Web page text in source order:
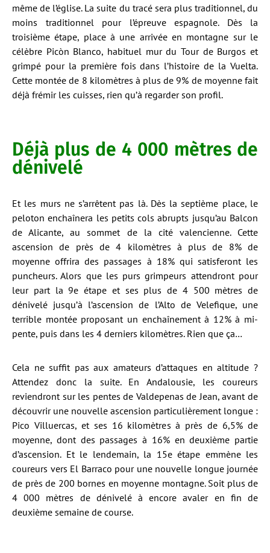
même de l’église. La suite du tracé sera plus traditionnel, du
moins traditionnel pour l’épreuve espagnole. Dès la
troisième étape, place à une arrivée en montagne sur le
célèbre Picòn Blanco, habituel mur du Tour de Burgos et
grimpé pour la première fois dans l’histoire de la Vuelta.
Cette montée de 8 kilomètres à plus de 9% de moyenne fait
déjà frémir les cuisses, rien qu’à regarder son profil.
Déjà plus de 4 000 mètres de
dénivelé
Et les murs ne s’arrêtent pas là. Dès la septième place, le
peloton enchaînera les petits cols abrupts jusqu’au Balcon
de Alicante, au sommet de la cité valencienne. Cette
ascension de près de 4 kilomètres à plus de 8% de
moyenne offrira des passages à 18% qui satisferont les
puncheurs. Alors que les purs grimpeurs attendront pour
leur part la 9e étape et ses plus de 4 500 mètres de
dénivelé jusqu’à l’ascension de l’Alto de Velefique, une
terrible montée proposant un enchaînement à 12% à mi-
pente, puis dans les 4 derniers kilomètres. Rien que ça…
Cela ne suffit pas aux amateurs d’attaques en altitude ?
Attendez donc la suite. En Andalousie, les coureurs
reviendront sur les pentes de Valdepenas de Jean, avant de
découvrir une nouvelle ascension particulièrement longue :
Pico Villuercas, et ses 16 kilomètres à près de 6,5% de
moyenne, dont des passages à 16% en deuxième partie
d’ascension. Et le lendemain, la 15e étape emmène les
coureurs vers El Barraco pour une nouvelle longue journée
de près de 200 bornes en moyenne montagne. Soit plus de
4 000 mètres de dénivelé à encore avaler en fin de
deuxième semaine de course.